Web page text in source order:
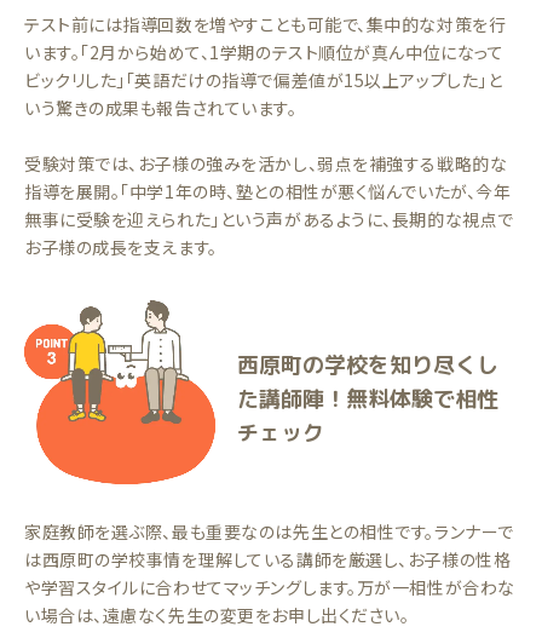
テスト前には指導回数を増やすことも可能で、集中的な対策を行
います。「2月から始めて、1学期のテスト順位が真ん中位になって
ビックリした」「英語だけの指導で偏差値が15以上アップした」と
いう驚きの成果も報告されています。
受験対策では、お子様の強みを活かし、弱点を補強する戦略的な
指導を展開。「中学1年の時、塾との相性が悪く悩んでいたが、今年
無事に受験を迎えられた」という声があるように、長期的な視点で
お子様の成長を支えます。
西原町の学校を知り尽くし
た講師陣！無料体験で相性
チェック
家庭教師を選ぶ際、最も重要なのは先生との相性です。ランナーで
は西原町の学校事情を理解している講師を厳選し、お子様の性格
や学習スタイルに合わせてマッチングします。万が一相性が合わな
い場合は、遠慮なく先生の変更をお申し出ください。